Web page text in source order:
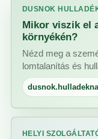
DUSNOK
Mikor viszik el
környékén?
Nézd meg a
lomtalanítás és
HELYI